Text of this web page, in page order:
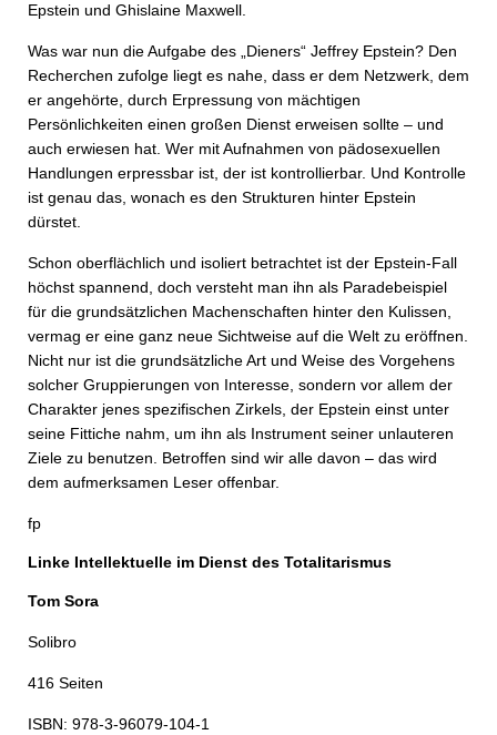
Epstein und Ghislaine Maxwell.
Was war nun die Aufgabe des „Dieners“ Jeffrey Epstein? Den
Recherchen zufolge liegt es nahe, dass er dem Netzwerk, dem
er angehörte, durch Erpressung von mächtigen
Persönlichkeiten einen großen Dienst erweisen sollte – und
auch erwiesen hat. Wer mit Aufnahmen von pädosexuellen
Handlungen erpressbar ist, der ist kontrollierbar. Und Kontrolle
ist genau das, wonach es den Strukturen hinter Epstein
dürstet.
Schon oberflächlich und isoliert betrachtet ist der Epstein-Fall
höchst spannend, doch versteht man ihn als Paradebeispiel
für die grundsätzlichen Machenschaften hinter den Kulissen,
vermag er eine ganz neue Sichtweise auf die Welt zu eröffnen.
Nicht nur ist die grundsätzliche Art und Weise des Vorgehens
solcher Gruppierungen von Interesse, sondern vor allem der
Charakter jenes spezifischen Zirkels, der Epstein einst unter
seine Fittiche nahm, um ihn als Instrument seiner unlauteren
Ziele zu benutzen. Betroffen sind wir alle davon – das wird
dem aufmerksamen Leser offenbar.
fp
Linke Intellektuelle im Dienst des Totalitarismus
Tom Sora
Solibro
416 Seiten
ISBN: 978-3-96079-104-1